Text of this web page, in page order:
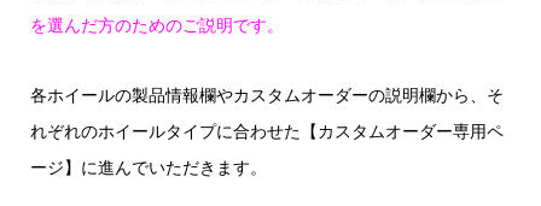
を選んだ方のためのご説明です。
各ホイールの製品情報欄やカスタムオーダーの説明欄から、そ
れぞれのホイールタイプに合わせた【カスタムオーダー専用ペ
ージ】に進んでいただきます。